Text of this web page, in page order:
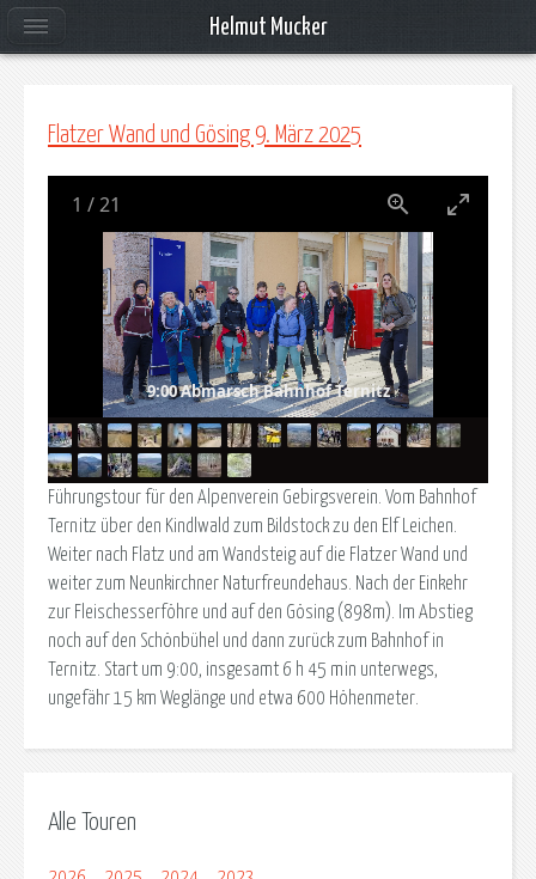
Flatzer Wand und Gösing 9. März 2025
9:00 Abmarsch Bahnhof Ternitz
1 /21
Führungstour für den Alpenverein Gebirgsverein. Vom Bahnhof
Ternitz über den Kindlwald zum Bildstock zu den Elf Leichen.
Weiter nach Flatz und am Wandsteig auf die Flatzer Wand und
weiter zum Neunkirchner Naturfreundehaus. Nach der Einkehr
zur Fleischesserföhre und auf den Gösing (898m). Im Abstieg
noch auf den Schönbühel und dann zurück zum Bahnhof in
Ternitz. Start um 9:00, insgesamt 6 h 45 min unterwegs,
ungefähr 15 km Weglänge und etwa 600 Höhenmeter.
Alle Touren
Helmut Mucker